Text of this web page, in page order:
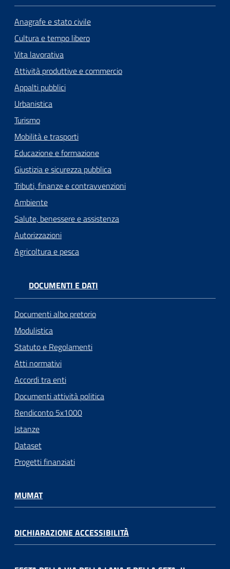
Anagrafe e stato civile
Cultura e tempo libero
Vita lavorativa
Attività produttive e commercio
Appalti pubblici
Urbanistica
Turismo
Mobilità e trasporti
Educazione e formazione
Giustizia e sicurezza pubblica
Tributi, finanze e contravvenzioni
Ambiente
Salute, benessere e assistenza
Autorizzazioni
Agricoltura e pesca
DOCUMENTI E DATI
Documenti albo pretorio
Modulistica
Statuto e Regolamenti
Atti normativi
Accordi tra enti
Documenti attività politica
Rendiconto 5x1000
Istanze
Dataset
Progetti finanziati
MUMAT
DICHIARAZIONE ACCESSIBILITÀ